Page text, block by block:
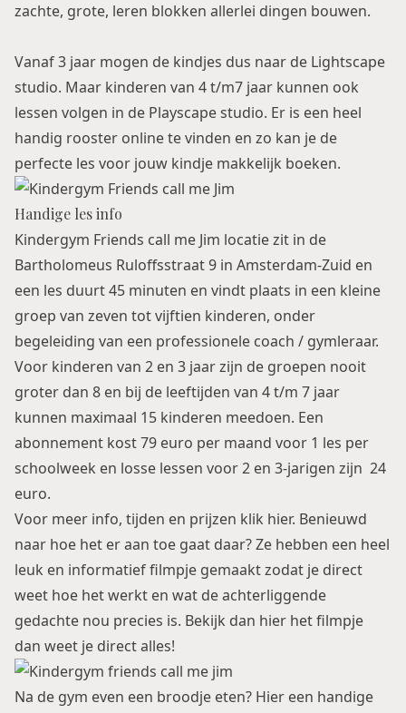
zachte, grote, leren blokken allerlei dingen bouwen.
Vanaf 3 jaar mogen de kindjes dus naar de Lightscape
studio. Maar kinderen van 4 t/m7 jaar kunnen ook
lessen volgen in de Playscape studio. Er is een heel
handig rooster online te vinden en zo kan je de
perfecte les voor jouw kindje makkelijk boeken.
Handige les info
Kindergym Friends call me Jim locatie zit in de
Bartholomeus Ruloffsstraat 9 in Amsterdam-Zuid en
een les duurt 45 minuten en vindt plaats in een kleine
groep van zeven tot vijftien kinderen, onder
begeleiding van een professionele coach / gymleraar.
Voor kinderen van 2 en 3 jaar zijn de groepen nooit
groter dan 8 en bij de leeftijden van 4 t/m 7 jaar
kunnen maximaal 15 kinderen meedoen. Een
abonnement kost 79 euro per maand voor 1 les per
schoolweek en losse lessen voor 2 en 3-jarigen zijn 24
euro.
Voor meer info, tijden en prijzen klik hier. Benieuwd
naar hoe het er aan toe gaat daar? Ze hebben een heel
leuk en informatief filmpje gemaakt zodat je direct
weet hoe het werkt en wat de achterliggende
gedachte nou precies is. Bekijk dan hier het filmpje
dan weet je direct alles!
Na de gym even een broodje eten? Hier een handige